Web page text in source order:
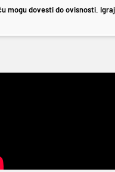
mogu dovesti do ovisnosti.